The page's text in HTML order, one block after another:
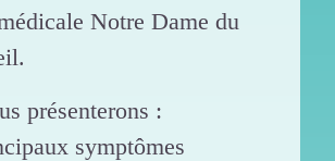
Notre Dame du
présenterons :
symptômes